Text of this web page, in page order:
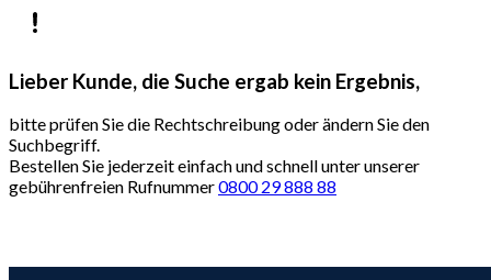
Lieber Kunde, die Suche ergab kein Ergebnis,
bitte prüfen Sie die Rechtschreibung oder ändern Sie den
Suchbegriff.
Bestellen Sie jederzeit einfach und schnell unter unserer
gebührenfreien Rufnummer0800 29 888 88